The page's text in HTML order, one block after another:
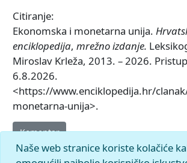
Citiranje:
Ekonomska i monetarna unija.
enciklopedija, mrežno izdanje.
Miroslav Krleža, 2013. – 2026.
6.8.2026.
<https://www.enciklopedija.hr/
monetarna-unija>.
Komentar
Naše web stranice koriste kolačiće